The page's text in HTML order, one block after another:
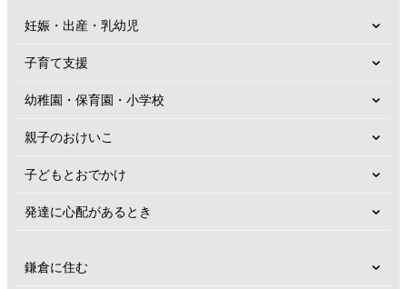
妊娠・出産・乳幼児
子育て支援
幼稚園・保育園・小学校
親子のおけいこ
子どもとおでかけ
発達に心配があるとき
鎌倉に住む